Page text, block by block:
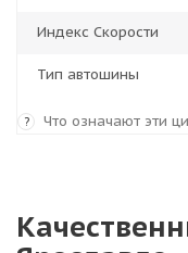
Индекс Скорости
Тип автошины
? Что означают эти